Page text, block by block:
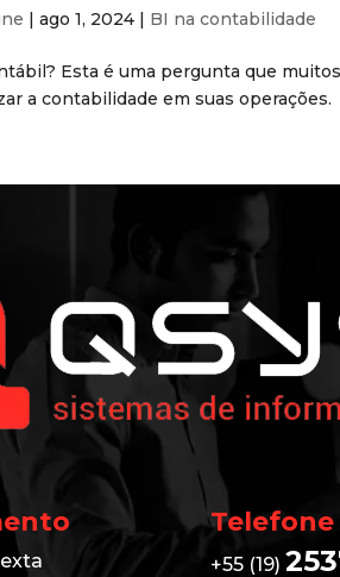
|ago 1, 2024 | BI na contabilidade
Esta é uma pergunta que
a contabilidade em suas
Telefone
+55 (19)